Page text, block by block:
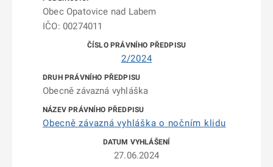
Obec Opatovice nad Labem
IČO: 00274011
2/2024
Obecně závazná vyhláška
Obecně závazná vyhláška o nočním klidu
27.06.2024